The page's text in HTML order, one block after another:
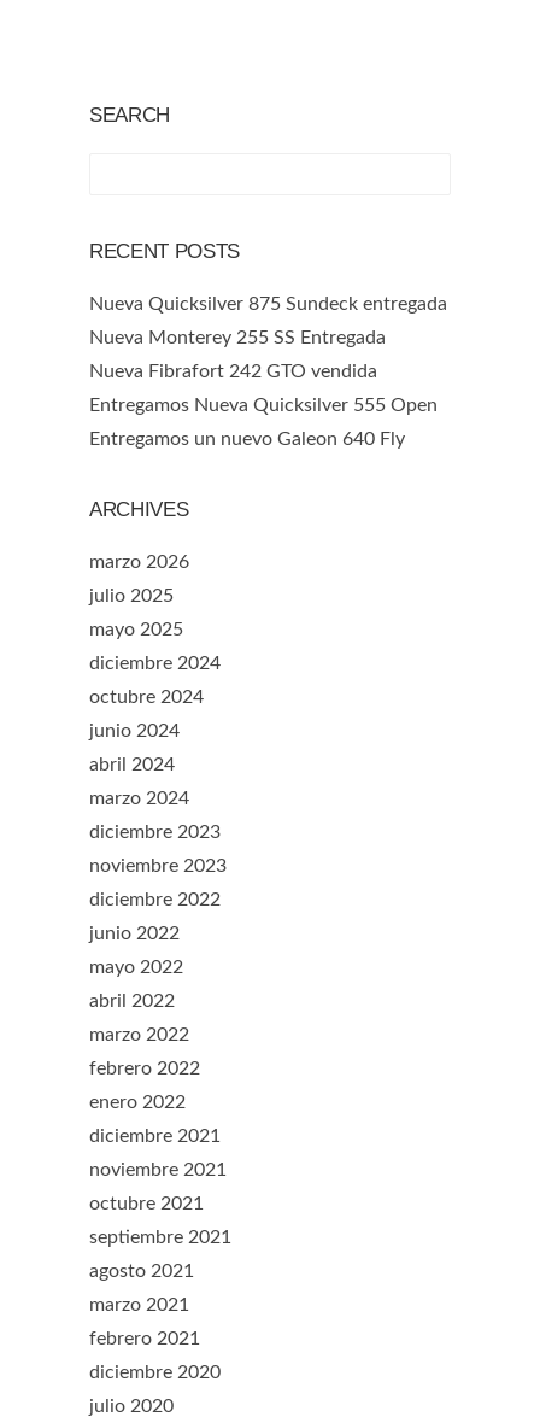
SEARCH
RECENT POSTS
Nueva Quicksilver 875 Sundeck entregada
Nueva Monterey 255 SS Entregada
Nueva Fibrafort 242 GTO vendida
Entregamos Nueva Quicksilver 555 Open
Entregamos un nuevo Galeon 640 Fly
ARCHIVES
marzo 2026
julio 2025
mayo 2025
diciembre 2024
octubre 2024
junio 2024
abril 2024
marzo 2024
diciembre 2023
noviembre 2023
diciembre 2022
junio 2022
mayo 2022
abril 2022
marzo 2022
febrero 2022
enero 2022
diciembre 2021
noviembre 2021
octubre 2021
septiembre 2021
agosto 2021
marzo 2021
febrero 2021
diciembre 2020
julio 2020